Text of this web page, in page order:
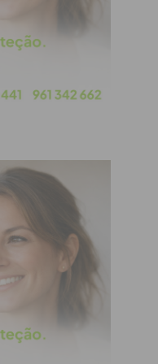
pela
e
cada
afirmou
com
de
em